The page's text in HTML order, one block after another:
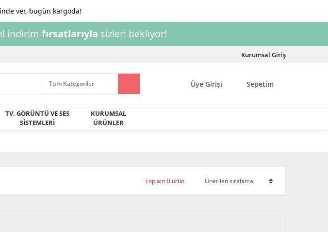
indirim fırsatlarıyla sizleri bekliyor!
Kurumsal Giriş
Üye Girişi Sepetim
TV, GÖRÜNTÜ VE SES
SİSTEMLERİ
KURUMSAL
ÜRÜNLER
Toplam 0 ürün